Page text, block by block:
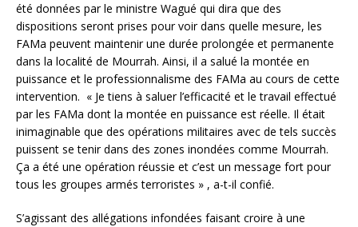
été données par le ministre Wagué qui dira que des
dispositions seront prises pour voir dans quelle mesure, les
FAMa peuvent maintenir une durée prolongée et permanente
dans la localité de Mourrah. Ainsi, il a salué la montée en
puissance et le professionnalisme des FAMa au cours de cette
intervention. « Je tiens à saluer l’efficacité et le travail effectué
par les FAMa dont la montée en puissance est réelle. Il était
inimaginable que des opérations militaires avec de tels succès
puissent se tenir dans des zones inondées comme Mourrah.
Ça a été une opération réussie et c’est un message fort pour
tous les groupes armés terroristes » , a-t-il confié.
S’agissant des allégations infondées faisant croire à une